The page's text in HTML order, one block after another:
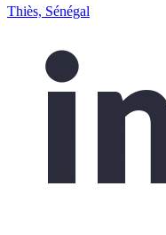
Thiès, Sénégal